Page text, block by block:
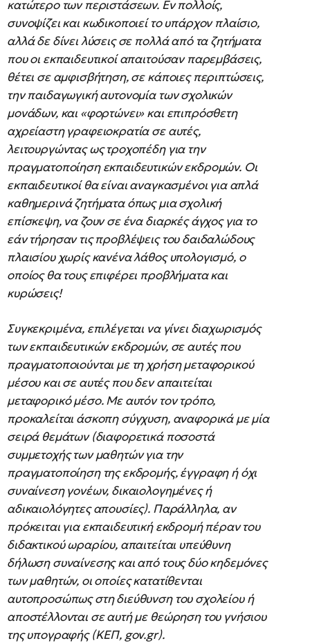
κατώτερο των περιστάσεων. Εν πολλοίς,
συνοψίζει και κωδικοποιεί το υπάρχον πλαίσιο,
αλλά δε δίνει λύσεις σε πολλά από τα ζητήματα
που οι εκπαιδευτικοί απαιτούσαν παρεμβάσεις,
θέτει σε αμφισβήτηση, σε κάποιες περιπτώσεις,
την παιδαγωγική αυτονομία των σχολικών
μονάδων, και «φορτώνει» και επιπρόσθετη
αχρείαστη γραφειοκρατία σε αυτές,
λειτουργώντας ως τροχοπέδη για την
πραγματοποίηση εκπαιδευτικών εκδρομών. Οι
εκπαιδευτικοί θα είναι αναγκασμένοι για απλά
καθημερινά ζητήματα όπως μια σχολική
επίσκεψη, να ζουν σε ένα διαρκές άγχος για το
εάν τήρησαν τις προβλέψεις του δαιδαλώδους
πλαισίου χωρίς κανένα λάθος υπολογισμό, ο
οποίος θα τους επιφέρει προβλήματα και
κυρώσεις!
Συγκεκριμένα, επιλέγεται να γίνει διαχωρισμός
των εκπαιδευτικών εκδρομών, σε αυτές που
πραγματοποιούνται με τη χρήση μεταφορικού
μέσου και σε αυτές που δεν απαιτείται
μεταφορικό μέσο. Με αυτόν τον τρόπο,
προκαλείται άσκοπη σύγχυση, αναφορικά με μία
σειρά θεμάτων (διαφορετικά ποσοστά
συμμετοχής των μαθητών για την
πραγματοποίηση της εκδρομής, έγγραφη ή όχι
συναίνεση γονέων, δικαιολογημένες ή
αδικαιολόγητες απουσίες). Παράλληλα, αν
πρόκειται για εκπαιδευτική εκδρομή πέραν του
διδακτικού ωραρίου, απαιτείται υπεύθυνη
δήλωση συναίνεσης και από τους δύο κηδεμόνες
των μαθητών, οι οποίες κατατίθενται
αυτοπροσώπως στη διεύθυνση του σχολείου ή
αποστέλλονται σε αυτή με θεώρηση του γνήσιου
της υπογραφής (ΚΕΠ, gov.gr).